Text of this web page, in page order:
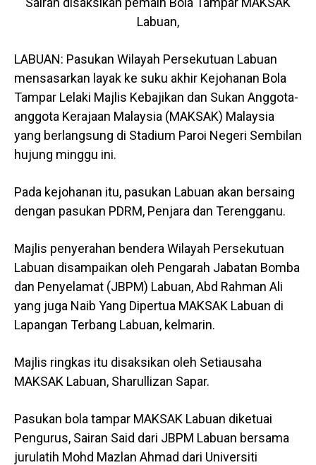
Labuan,
LABUAN: Pasukan Wilayah Persekutuan Labuan
mensasarkan layak ke suku akhir Kejohanan Bola
Tampar Lelaki Majlis Kebajikan dan Sukan Anggota-
anggota Kerajaan Malaysia (MAKSAK) Malaysia
yang berlangsung di Stadium Paroi Negeri Sembilan
hujung minggu ini.
Pada kejohanan itu, pasukan Labuan akan bersaing
dengan pasukan PDRM, Penjara dan Terengganu.
Majlis penyerahan bendera Wilayah Persekutuan
Labuan disampaikan oleh Pengarah Jabatan Bomba
dan Penyelamat (JBPM) Labuan, Abd Rahman Ali
yang juga Naib Yang Dipertua MAKSAK Labuan di
Lapangan Terbang Labuan, kelmarin.
Majlis ringkas itu disaksikan oleh Setiausaha
MAKSAK Labuan, Sharullizan Sapar.
Pasukan bola tampar MAKSAK Labuan diketuai
Pengurus, Sairan Said dari JBPM Labuan bersama
jurulatih Mohd Mazlan Ahmad dari Universiti